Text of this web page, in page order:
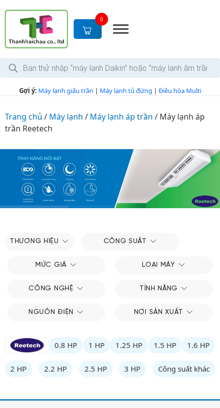
c
t
0
T
m
i
h
Gợi ý: Máy lạnh giấu trần | Máy lạnh tủ đứng | Điều hòa Multi
Trang chủ / Máy lạnh / Máy lạnh áp trần / Máy lạnh áp
trần Reetech
THƯƠNG HIỆU CÔNG SUẤT
MỨC GIÁ LOẠI MÁY
CÔNG NGHỆ TÍNH NĂNG
NGUỒN ĐIỆN NƠI SẢN XUẤT
0.8 HP 1 HP 1.25 HP 1.5 HP 1.6 HP
2 HP 2.2 HP 2.5 HP 3 HP Công suất khác